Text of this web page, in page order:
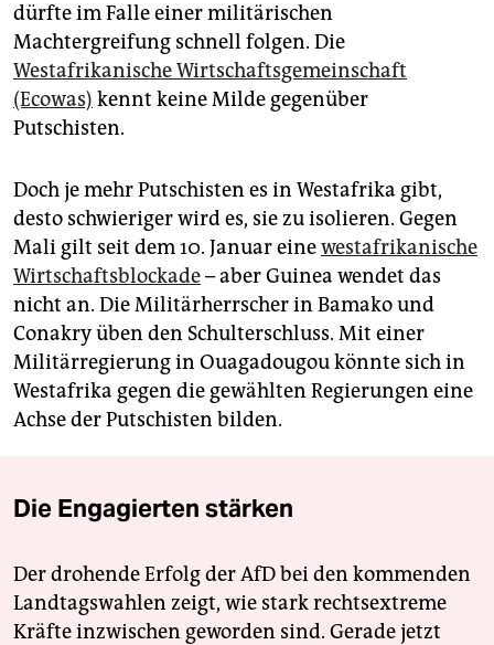
dürfte im Falle einer militärischen
Machtergreifung schnell folgen. Die
Westafrikanische Wirtschaftsgemeinschaft
(Ecowas) kennt keine Milde gegenüber
Putschisten.
Doch je mehr Putschisten es in Westafrika gibt,
desto schwieriger wird es, sie zu isolieren. Gegen
Mali gilt seit dem 10. Januar einewestafrikanische
Wirtschaftsblockade– aber Guinea wendet das
nicht an. Die Militärherrscher in Bamako und
Conakry üben den Schulterschluss. Mit einer
Militärregierung in Ouagadougou könnte sich in
Westafrika gegen die gewählten Regierungen eine
Achse der Putschisten bilden.
Die Engagierten stärken
Der drohende Erfolg der AfD bei den kommenden
Landtagswahlen zeigt, wie stark rechtsextreme
Kräfte inzwischen geworden sind. Gerade jetzt